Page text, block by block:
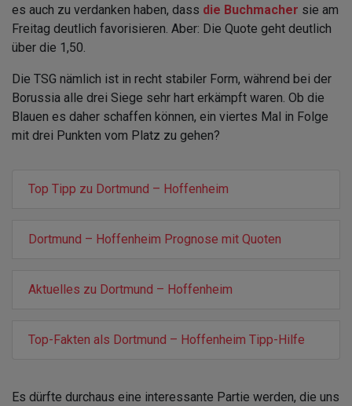
es auch zu verdanken haben, dass die Buchmacher sie am
Freitag deutlich favorisieren. Aber: Die Quote geht deutlich
über die 1,50.
Die TSG nämlich ist in recht stabiler Form, während bei der
Borussia alle drei Siege sehr hart erkämpft waren. Ob die
Blauen es daher schaffen können, ein viertes Mal in Folge
mit drei Punkten vom Platz zu gehen?
Top Tipp zu Dortmund – Hoffenheim
Dortmund – Hoffenheim Prognose mit Quoten
Aktuelles zu Dortmund – Hoffenheim
Top-Fakten als Dortmund – Hoffenheim Tipp-Hilfe
Es dürfte durchaus eine interessante Partie werden, die uns